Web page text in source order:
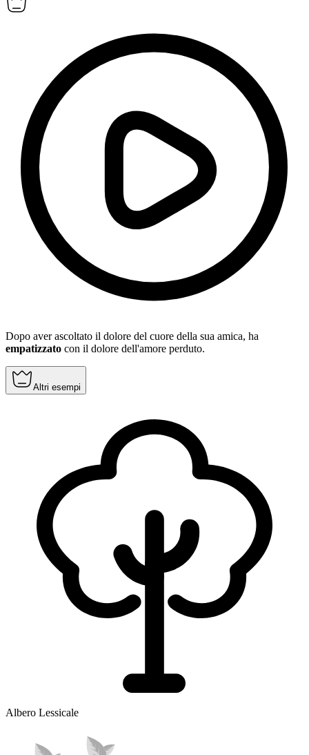
Dopo aver ascoltato il dolore del cuore della sua amica, ha
empatizzato con il dolore dell'amore perduto.
Altri esempi
Albero Lessicale